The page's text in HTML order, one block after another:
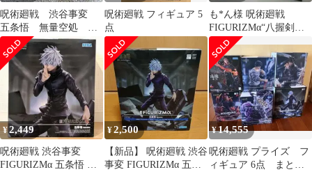
呪術廻戦 渋谷事変
五条悟 無量空処
FIGURIZM α フィギュ
ア プチプチ
呪術廻戦 フィギュア 5
点
も*ん様 呪術廻戦
FIGURIZMα“八握剣異
戒神将魔虚羅” ＆五条
悟”「無量空
¥2,449
呪術廻戦 渋谷事変
FIGURIZMα 五条悟 無
¥2,500
【新品】 呪術廻戦 渋谷
事変 FIGURIZMα 五条
¥14,555
呪術廻戦 プライズ フ
ィギュア 6点 まとめ